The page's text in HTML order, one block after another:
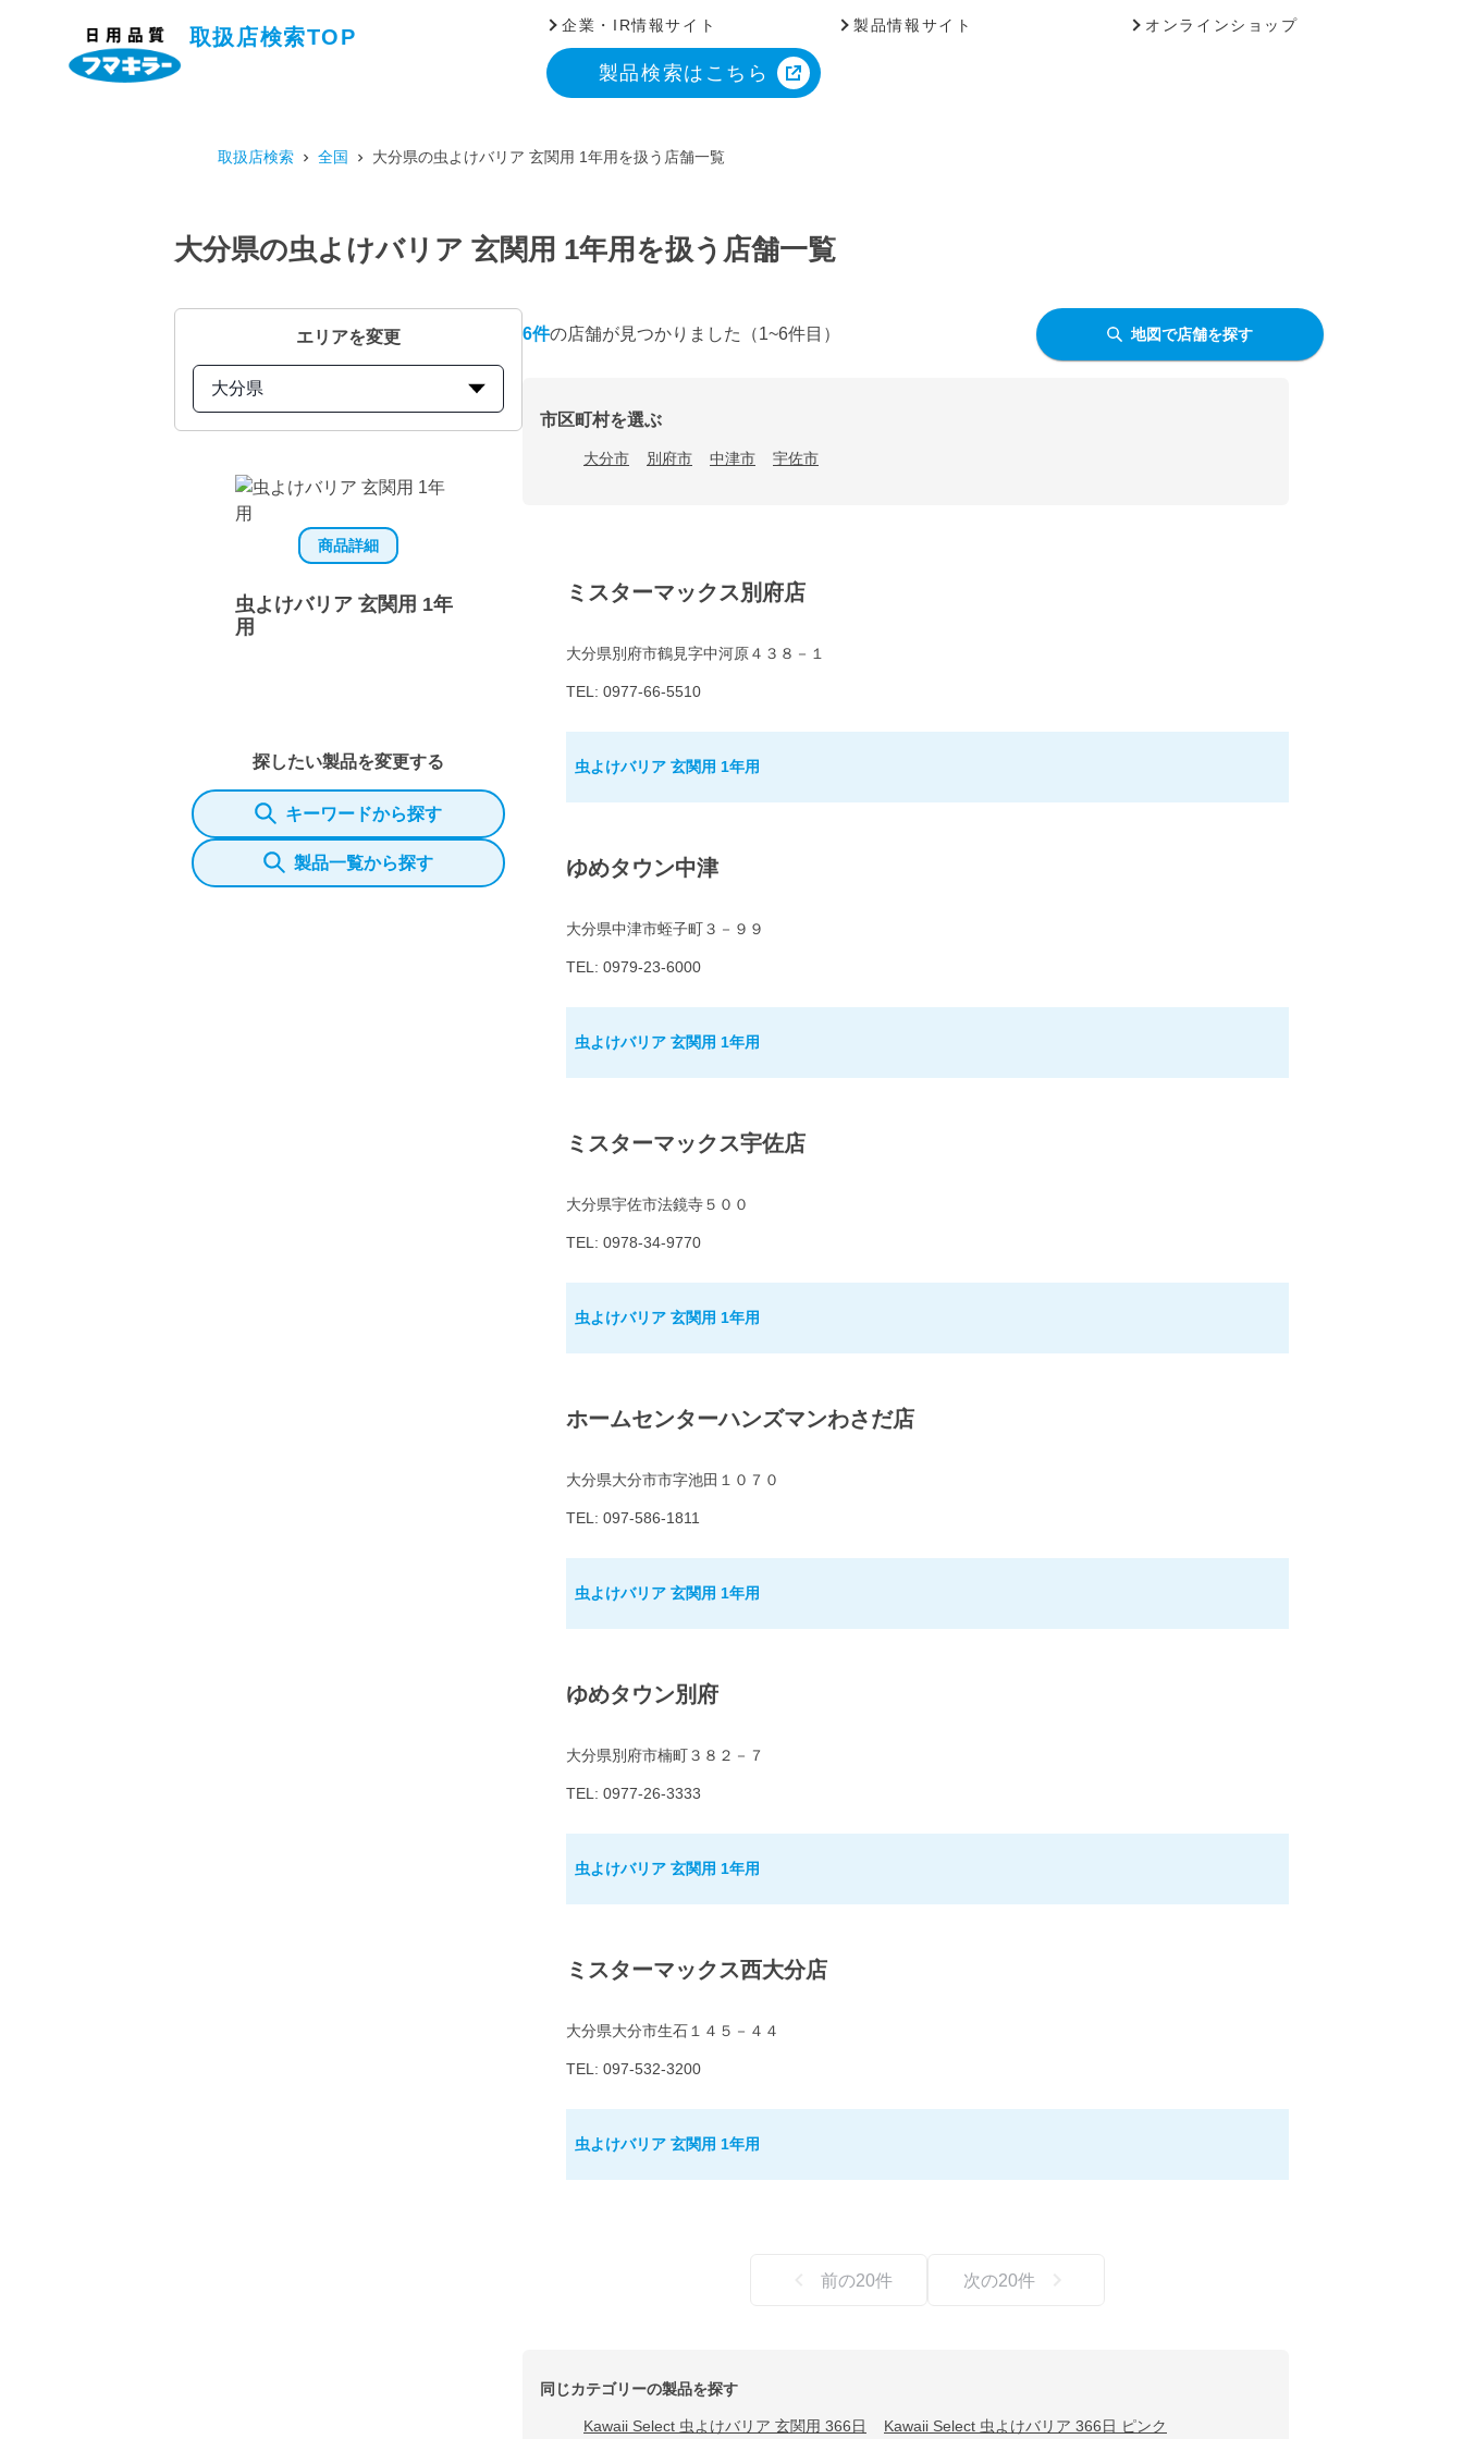
取扱店検索TOP
企業・IR情報サイト 製品情報サイト オンラインショップ
製品検索はこちら
取扱店検索 全国 大分県の虫よけバリア 玄関用 1年用を扱う店舗一覧
大分県の虫よけバリア 玄関用 1年用を扱う店舗一覧
エリアを変更
大分県
商品詳細
虫よけバリア 玄関用 1年
用
探したい製品を変更する
キーワードから探す
製品一覧から探す
6件の店舗が見つかりました （1~6件目） 地図で店舗を探す
市区町村を選ぶ
大分市 別府市 中津市 宇佐市
ミスターマックス別府店
大分県別府市鶴見字中河原４３８－１
TEL: 0977-66-5510
虫よけバリア 玄関用 1年用
ゆめタウン中津
大分県中津市蛭子町３－９９
TEL: 0979-23-6000
虫よけバリア 玄関用 1年用
ミスターマックス宇佐店
大分県宇佐市法鏡寺５００
TEL: 0978-34-9770
虫よけバリア 玄関用 1年用
ホームセンターハンズマンわさだ店
大分県大分市市字池田１０７０
TEL: 097-586-1811
虫よけバリア 玄関用 1年用
ゆめタウン別府
大分県別府市楠町３８２－７
TEL: 0977-26-3333
虫よけバリア 玄関用 1年用
ミスターマックス西大分店
大分県大分市生石１４５－４４
TEL: 097-532-3200
虫よけバリア 玄関用 1年用
前の20件 次の20件
同じカテゴリーの製品を探す
Kawaii Select 虫よけバリア 玄関用 366日 Kawaii Select 虫よけバリア 366日 ピンク